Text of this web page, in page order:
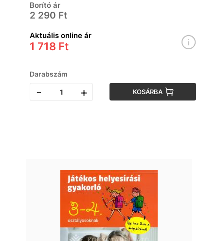
Borító ár
2 290 Ft
Aktuális online ár
1 718 Ft
Darabszám
- + KOSÁRBA